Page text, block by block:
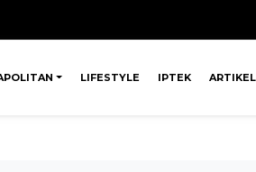
LIFESTYLE IPTEK ARTIKEL